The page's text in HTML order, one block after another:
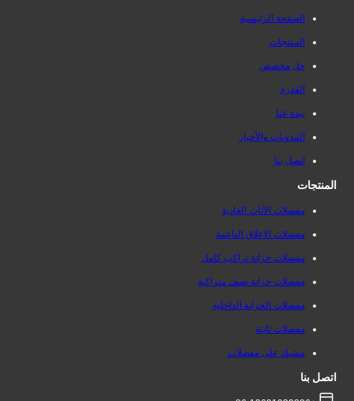
الصفحة الرئيسية
المنتجات
حل مخصص
القدرة
نبذة عنا
المدونات والأخبار
اتصل بنا
المنتجات
مفصلات الأثاث العادية
مفصلات الإغلاق الناعمة
مفصلات خزانة تراكب كامل
مفصلات خزانة نصف متراكبة
مفصلات الخزانة الداخلية
مفصلات ثابتة
مشبك على مفصلات
اتصل بنا